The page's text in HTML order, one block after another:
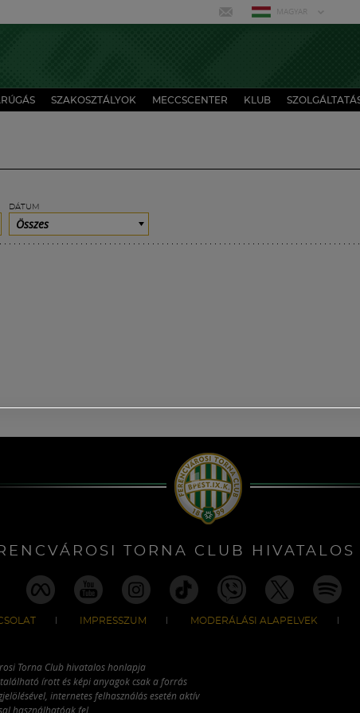
MAGYAR
SZAKOSZTÁLYOK MECCSCENTER KLUB
DÁTUM
Összes
TORNA CLUB
IMPRESSZUM MODERÁLÁSI ALAPELVEK
Torna Club hivatalos honlapja
írott és képi anyagok csak a forrás
internetes felhasználás esetén aktív
használhatóak fel.